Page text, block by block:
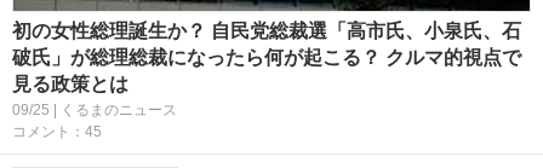
初の女性総理誕生か？ 自民党総裁選「高市氏、小泉氏、石
破氏」が総理総裁になったら何が起こる？ クルマ的視点で
見る政策とは
09/25 | くるまのニュース
コメント：45